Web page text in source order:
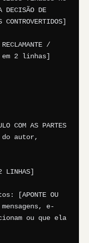
DECISÃO DE
CONTROVERTIDOS]
/
em 2 linhas]
COM AS PARTES
autor,
e-
ou que ela